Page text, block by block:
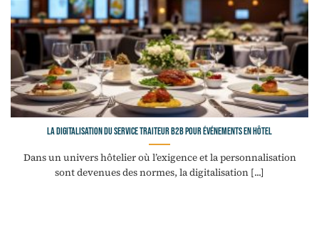
La digitalisation du service traiteur B2B pour événements en hôtel
Dans un univers hôtelier où l’exigence et la personnalisation
sont devenues des normes, la digitalisation [...]